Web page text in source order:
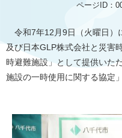
ページID：
令和7年12月9日（火曜日）
及び日本GLP株式会社と災害
時避難施設」として提供いた
施設の一時使用に関する協定